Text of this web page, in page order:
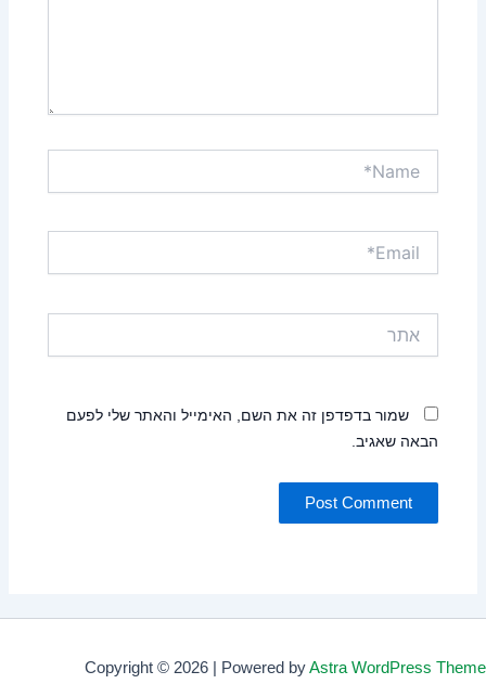
שמור בדפדפן זה את השם, האימייל והאתר שלי לפעם
הבאה שאגיב.
Copyright © 2026 | Powered byAstra WordPress Theme